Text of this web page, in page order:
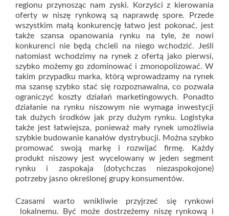
regionu przynosząc nam zyski. Korzyści z kierowania
oferty w niszę rynkową są naprawdę spore. Przede
wszystkim małą konkurencję łatwo jest pokonać, jest
także szansa opanowania rynku na tyle, że nowi
konkurenci nie będą chcieli na niego wchodzić. Jeśli
natomiast wchodzimy na rynek z ofertą jako pierwsi,
szybko możemy go zdominować i zmonopolizować. W
takim przypadku marka, którą wprowadzamy na rynek
ma szansę szybko stać się rozpoznawalna, co pozwala
ograniczyć koszty działań marketingowych. Ponadto
działanie na rynku niszowym nie wymaga inwestycji
tak dużych środków jak przy dużym rynku. Logistyka
także jest łatwiejsza, ponieważ mały rynek umożliwia
szybkie budowanie kanałów dystrybucji. Można szybko
promować swoją markę i rozwijać firmę. Każdy
produkt niszowy jest wycelowany w jeden segment
rynku i zaspokaja (dotychczas niezaspokojone)
potrzeby jasno określonej grupy konsumentów.
Czasami warto wnikliwie przyjrzeć się rynkowi
lokalnemu. Być może dostrzeżemy niszę rynkową i